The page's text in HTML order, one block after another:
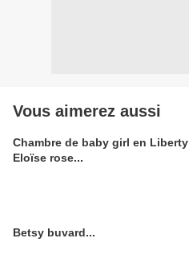
Vous aimerez aussi
Chambre de baby girl en Liberty
Eloïse rose...
Betsy buvard...